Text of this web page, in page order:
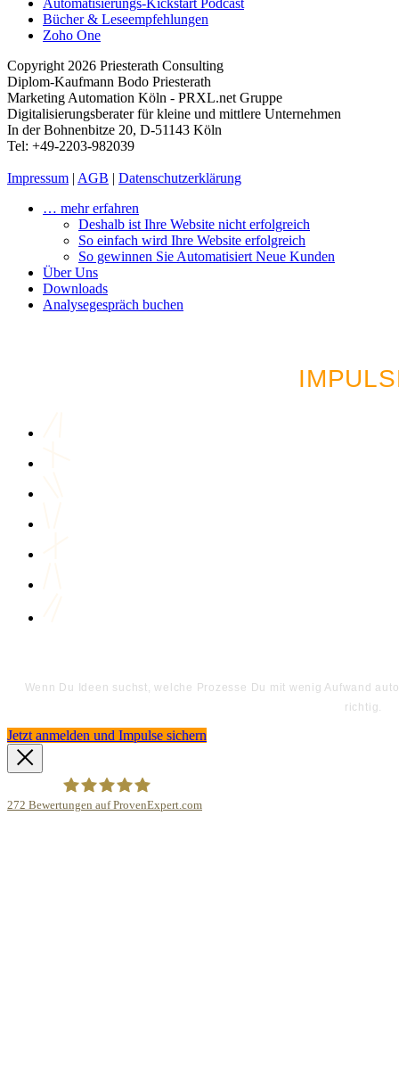
Bücher & Leseempfehlungen
Zoho One
Copyright 2026 Priesterath Consulting
Diplom-Kaufmann Bodo Priesterath
Marketing Automation Köln - PRXL.net Gruppe
Digitalisierungsberater für kleine und mittlere Unternehmen
In der Bohnenbitze 20, D-51143 Köln
Tel: +49-2203-982039
Impressum | AGB | Datenschutzerklärung
… mehr erfahren
Deshalb ist Ihre Website nicht erfolgreich
So einfach wird Ihre Website erfolgreich
So gewinnen Sie Automatisiert Neue Kunden
Über Uns
Downloads
Analysegespräch buchen
Wenn Du Ideen suchst, welche Prozesse Du mit wenig Aufwand
richtig.
Jetzt anmelden und Impulse sichern
272 Bewertungen auf ProvenExpert.com